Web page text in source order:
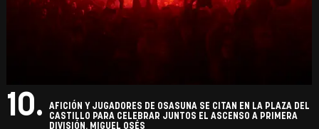
10.
AFICIÓN Y JUGADORES DE OSASUNA SE CITAN EN LA PLAZA DEL
CASTILLO PARA CELEBRAR JUNTOS EL ASCENSO A PRIMERA
DIVISIÓN. MIGUEL OSÉS